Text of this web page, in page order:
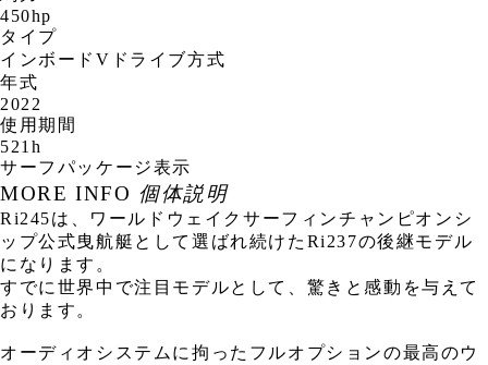
450hp
タイプ
インボードVドライブ方式
年式
2022
使用期間
521h
サーフパッケージ表示
MORE INFO 個体説明
Ri245は、ワールドウェイクサーフィンチャンピオンシ
ップ公式曳航艇として選ばれ続けたRi237の後継モデル
になります。
すでに世界中で注目モデルとして、驚きと感動を与えて
おります。
オーディオシステムに拘ったフルオプションの最高のウ